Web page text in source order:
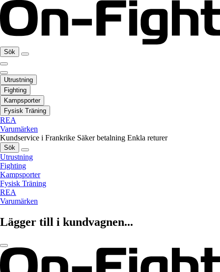
Sök
Utrustning
Fighting
Kampsporter
Fysisk Träning
REA
Varumärken
Kundservice i Frankrike Säker betalning Enkla returer
Sök
Utrustning
Fighting
Kampsporter
Fysisk Träning
REA
Varumärken
Lägger till i kundvagnen...